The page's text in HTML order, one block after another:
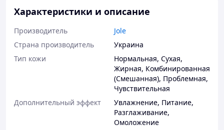
Характеристики и описание
Производитель
Jole
Страна производитель
Украина
Тип кожи
Нормальная, Сухая,
Жирная, Комбинированная
(Смешанная), Проблемная,
Чувствительная
Дополнительный эффект
Увлажнение, Питание,
Разглаживание,
Омоложение